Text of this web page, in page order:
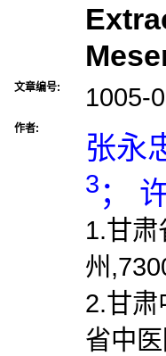
文章编号: 1005-
作者:
张永
3 ；
1.甘
州
2.甘肃
省中